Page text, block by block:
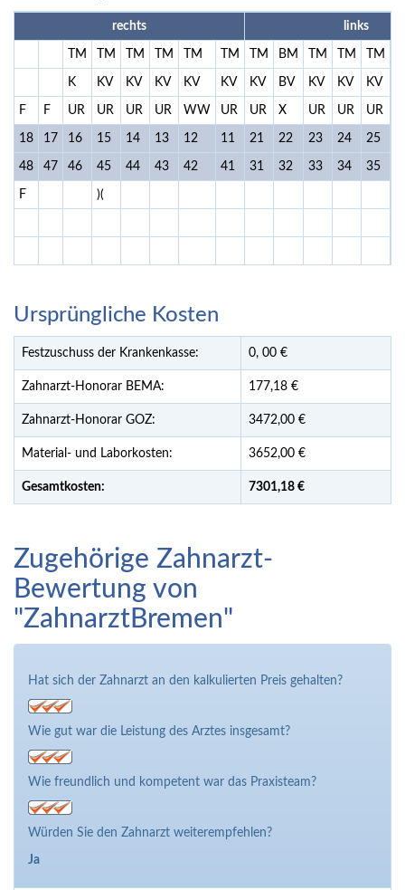
rechts links
TM TM TM TM TM TM TM BM TM TM TM
K KV KV KV KV KV KV BV KV KV KV
F F UR UR UR UR WW UR UR X UR UR UR
18 17 16 15 14 13 12 11 21 22 23 24 25
48 47 46 45 44 43 42 41 31 32 33 34 35
F )(
Ursprüngliche Kosten
Festzuschuss der Krankenkasse: 0, 00 €
Zahnarzt-Honorar BEMA: 177,18 €
Zahnarzt-Honorar GOZ: 3472,00 €
Material- und Laborkosten: 3652,00 €
Gesamtkosten: 7301,18 €
Zugehörige Zahnarzt-
Bewertung von
"ZahnarztBremen"
Hat sich der Zahnarzt an den kalkulierten Preis gehalten?
Wie gut war die Leistung des Arztes insgesamt?
Wie freundlich und kompetent war das Praxisteam?
Würden Sie den Zahnarzt weiterempfehlen?
Ja